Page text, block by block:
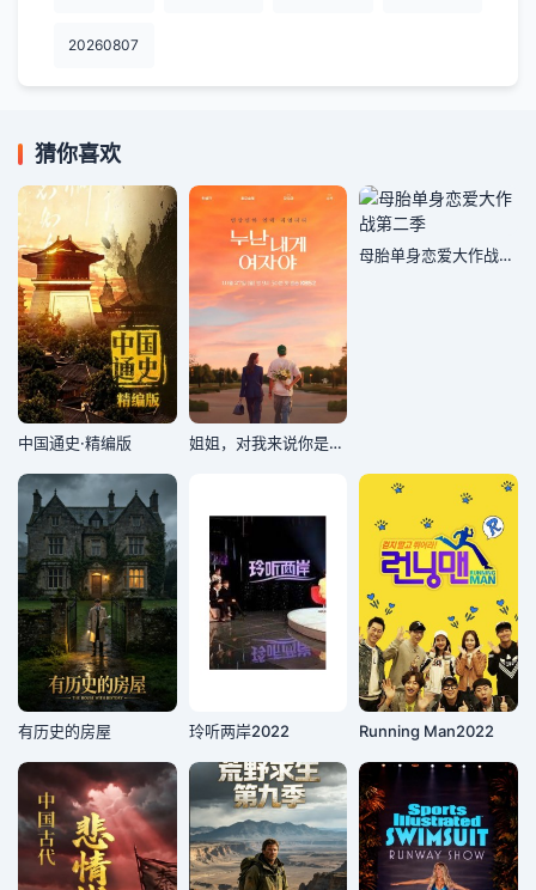
20260807
猜你喜欢
中国通史·精编版 姐姐，对我来说你是女人啊
母胎单身恋爱大作战第二季
有历史的房屋 玲听两岸2022 Running Man2022